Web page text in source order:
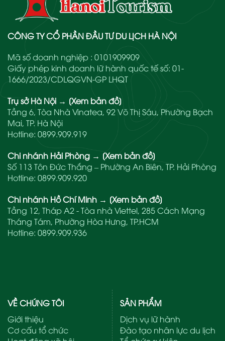
CÔNG TY CỔ PHẦN ĐẦU TƯ DU LỊCH HÀ NỘI
Mã số doanh nghiệp : 0101909909
Giấy phép kinh doanh lữ hành quốc tế số: 01-
1666/2023/CDLQGVN-GP LHQT
Trụ sở Hà Nội → [Xem bản đồ]
Tầng 6, Tòa Nhà Vinatea, 92 Võ Thị Sáu, Phường Bạch
Mai, TP. Hà Nội
Hotline: 0899.909.919
Chi nhánh Hải Phòng → [Xem bản đồ]
Số 113 Tôn Đức Thắng – Phường An Biên, TP. Hải Phòng
Hotline: 0899.909.920
Chi nhánh Hồ Chí Minh → [Xem bản đồ]
Tầng 12, Tháp A2 - Tòa nhà Viettel, 285 Cách Mạng
Tháng Tám, Phường Hòa Hưng, TP.HCM
Hotline: 0899.909.936
VỀ CHÚNG TÔI
Giới thiệu
Cơ cấu tổ chức
SẢN PHẨM
Dịch vụ lữ hành
Đào tạo nhân lực du lịch